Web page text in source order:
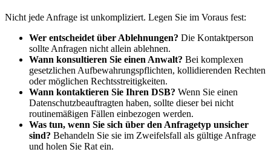
Nicht jede Anfrage ist unkompliziert. Legen Sie im Voraus fest:
Wer entscheidet über Ablehnungen? Die Kontaktperson
sollte Anfragen nicht allein ablehnen.
Wann konsultieren Sie einen Anwalt? Bei komplexen
gesetzlichen Aufbewahrungspflichten, kollidierenden Rechten
oder möglichen Rechtsstreitigkeiten.
Wann kontaktieren Sie Ihren DSB? Wenn Sie einen
Datenschutzbeauftragten haben, sollte dieser bei nicht
routinemäßigen Fällen einbezogen werden.
Was tun, wenn Sie sich über den Anfragetyp unsicher
sind? Behandeln Sie sie im Zweifelsfall als gültige Anfrage
und holen Sie Rat ein.